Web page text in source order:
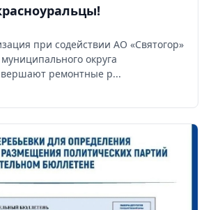
при содействии АО «Святогор»
округа
ремонтные р...